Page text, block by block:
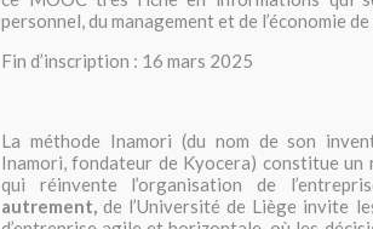
personnel, du management et de l’économie
Fin d’inscription : 16 mars 2025
La méthode Inamori (du nom de son
Inamori, fondateur de Kyocera) constitue
qui réinvente l’organisation de
autrement,de l’Université de Liège invite